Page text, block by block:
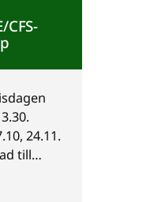
CFS-
24.11.
till
ME/CFS